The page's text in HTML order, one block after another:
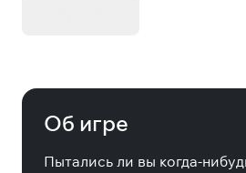
Об игре
Пытались ли вы когда-